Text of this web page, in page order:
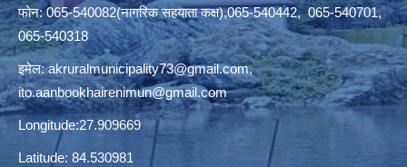
फोन: 065-540082(नागरिक सहयाता कक्ष),065-540442, 065-540701,
065-540318
इमेल:akruralmunicipality73@gmail.com,
ito.aanbookhairenimun@gmail.com
Longitude:27.909669
Latitude: 84.530981